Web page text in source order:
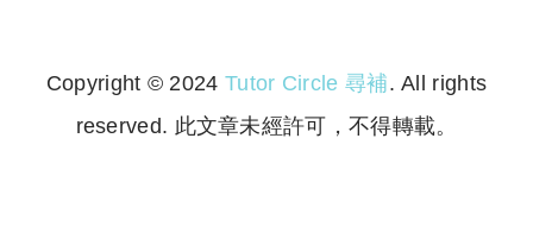
Copyright © 2024 Tutor Circle 尋補. All rights
reserved. 此文章未經許可，不得轉載。